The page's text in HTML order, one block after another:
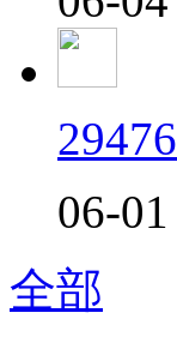
06-01
全部